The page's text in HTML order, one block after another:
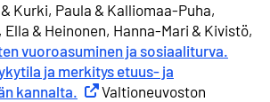
Kurki, Paula & Kalliomaa-Puha,
Ella & Heinonen, Hanna-Mari & Kivistö,
vuoroasuminen ja sosiaaliturva.
ja merkitys etuus- ja
kannalta. Ulkoinen linkki
Valtioneuvoston